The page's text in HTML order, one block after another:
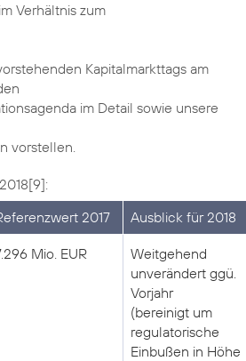
Verhältnis zum
Kapitalmarkttags am
im Detail sowie unsere
vorstellen.
2017
Ausblick für 2018
Mio. EUR
Weitgehend
unverändert ggü.
Vorjahr
(bereinigt um
regulatorische
Einbußen in Höhe